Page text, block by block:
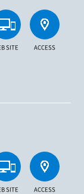
SITE ACCESS
SITE ACCESS